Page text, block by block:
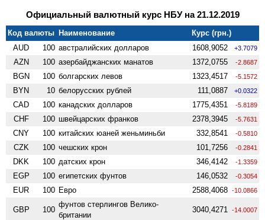
Официальный валютный курс НБУ на 21.12.2019
Код валюты Наименование
Курс (грн.)
AUD
100 австралийских долларов 1608,9052 +3.7079
AZN 100 азербайджанских манатов 1372,0755 -2.8687
BGN 100 болгарских левов 1323,4517 -5.1572
BYN 10 белорусских рублей 111,0887 +0.0322
CAD 100 канадских долларов 1775,4351 -5.8189
CHF 100 швейцарских франков 2378,3945 -5.7631
CNY 100 китайских юаней женьминьби 332,8541 -0.5810
CZK 100 чешских крон 101,7256 -0.2841
DKK 100 датских крон 346,4142 -1.3359
EGP 100 египетских фунтов 146,0532 -0.3054
EUR 100 Евро 2588,4068 -10.0866
GBP 100
фунтов стерлингов Велико­
британии
3040,4271 -14.0007